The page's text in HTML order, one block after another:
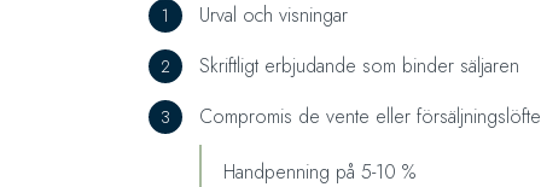
Urval och visningar
Skriftligt erbjudande som binder säljaren
Compromis de vente eller försäljningslöfte
Handpenning på 5-10 %